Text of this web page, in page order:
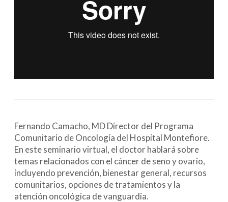
Fernando Camacho, MD Director del Programa
Comunitario de Oncología del Hospital Montefiore.
En este seminario virtual, el doctor hablará sobre
temas relacionados con el cáncer de seno y ovario,
incluyendo prevención, bienestar general, recursos
comunitarios, opciones de tratamientos y la
atención oncológica de vanguardia.